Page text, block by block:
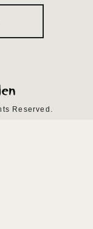
Reserved.